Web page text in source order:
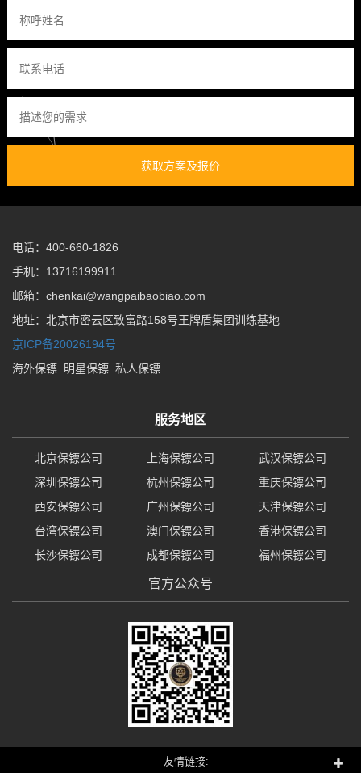
获取方案及报价
电话：400-660-1826
手机：13716199911
邮箱：chenkai@wangpaibaobiao.com
地址：北京市密云区致富路158号王牌盾集团训练基地
京ICP备20026194号
海外保镖
明星保镖 私人保镖
服务地区
北京保镖公司 上海保镖公司
武汉保镖公司
深圳保镖公司
杭州保镖公司
重庆保镖公司
西安保镖公司
广州保镖公司
天津保镖公司
台湾保镖公司
澳门保镖公司
香港保镖公司
长沙保镖公司
成都保镖公司 福州保镖公司
官方公众号
友情链接: